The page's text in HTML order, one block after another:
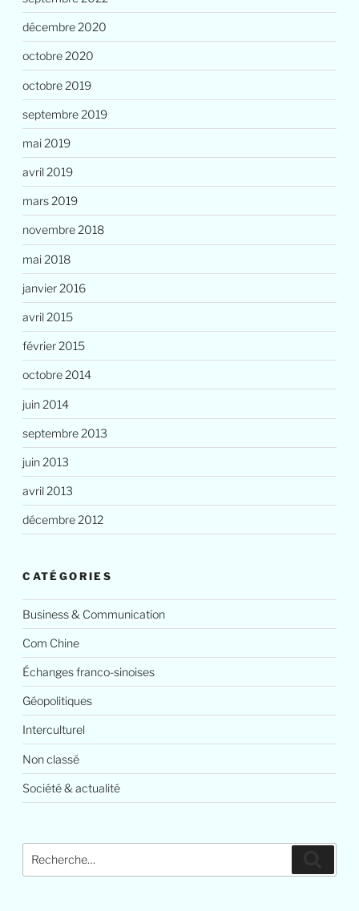
décembre 2020
octobre 2020
octobre 2019
septembre 2019
mai 2019
avril 2019
mars 2019
novembre 2018
mai 2018
janvier 2016
avril 2015
février 2015
octobre 2014
juin 2014
septembre 2013
juin 2013
avril 2013
décembre 2012
CATÉGORIES
Business & Communication
Com Chine
Échanges franco-sinoises
Géopolitiques
Interculturel
Non classé
Société & actualité
pour